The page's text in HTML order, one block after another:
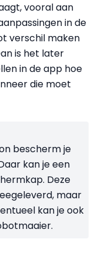
vooral aan
in de
verschil maken
is het later
in de app hoe
die moet
bescherm je
kan je een
Deze
maar
kan je ook